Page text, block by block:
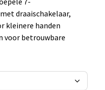
draaischakelaar,
kleinere handen
voor betrouwbare